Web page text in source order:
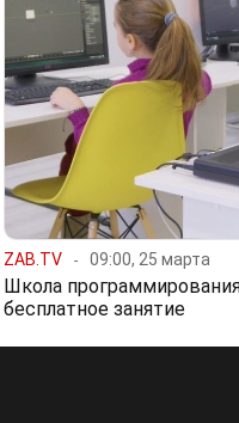
ZAB.TV 09:00, 25 марта
Школа
бесплатное занятие